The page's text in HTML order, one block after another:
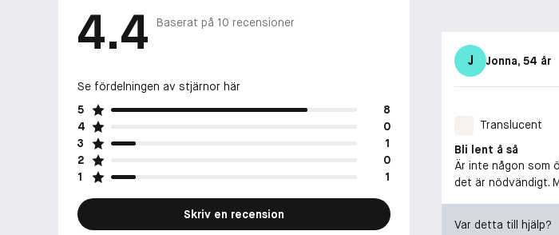
4.4 Baserat på 10 recensioner
Se fördelningen av stjärnor här
5
8
4
0
3
1
2
0
1
1
Skriv en recension
J Jonna, 54 år
Translucent
Bli lent å så
Är inte någon som
det är nödvändigt.
Var detta till hjälp?